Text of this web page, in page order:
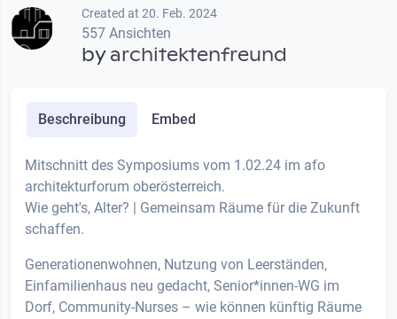
Created at 20. Feb. 2024
557 Ansichten
byarchitektenfreund
Beschreibung Embed
Mitschnitt des Symposiums vom 1.02.24 im afo
architekturforum oberösterreich.
Wie geht's, Alter? | Gemeinsam Räume für die Zukunft
schaffen.
Generationenwohnen, Nutzung von Leerständen,
Einfamilienhaus neu gedacht, Senior*innen-WG im
Dorf, Community-Nurses – wie können künftig Räume